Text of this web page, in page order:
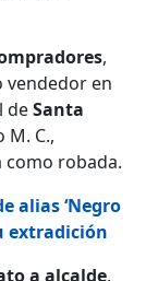
,
vendedor en
deSanta
M. C.,
robada.
alias ‘Negro
extradición
a alcalde,